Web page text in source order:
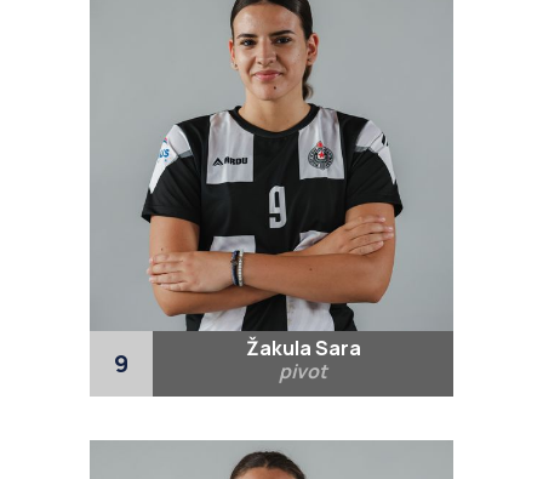
9
Žakula Sara
pivot